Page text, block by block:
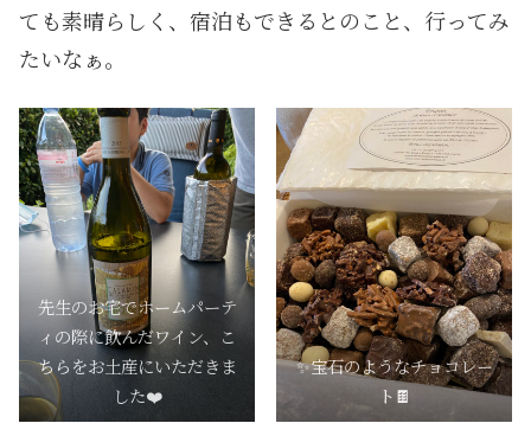
ても素晴らしく、宿泊もできるとのこと、行ってみ
たいなぁ。
先生のお宅でホームパーテ
ィの際に飲んだワイン、こ
ちらをお土産にいただきま
した❤️
✨宝石のようなチョコレー
ト🍫